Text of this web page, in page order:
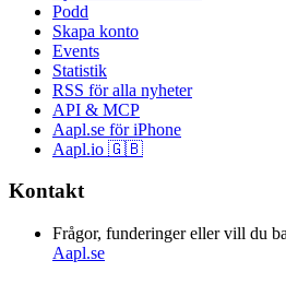
Podd
Skapa konto
Events
Statistik
RSS för alla nyheter
API & MCP
Aapl.se för iPhone
Aapl.io 🇬🇧
Kontakt
Frågor, funderinger eller vill du
Aapl.se